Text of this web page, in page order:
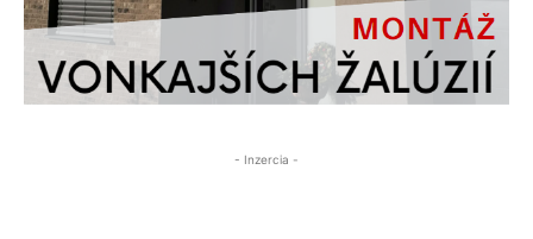
- Inzercia -